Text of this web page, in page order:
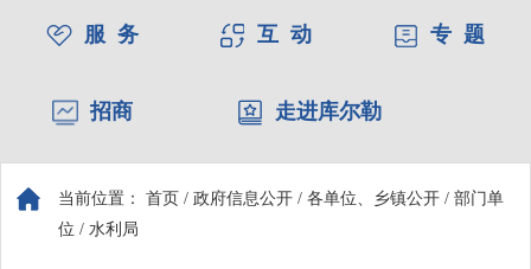
服 务 互 动 专 题
招商 走进库尔勒
当前位置： 首页 / 政府信息公开 / 各单位、乡镇公开 / 部门单
位 / 水利局